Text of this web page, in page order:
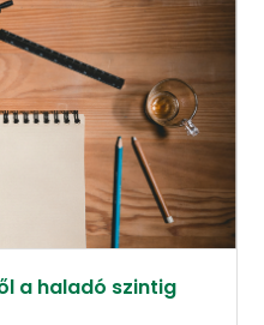
a haladó szintig